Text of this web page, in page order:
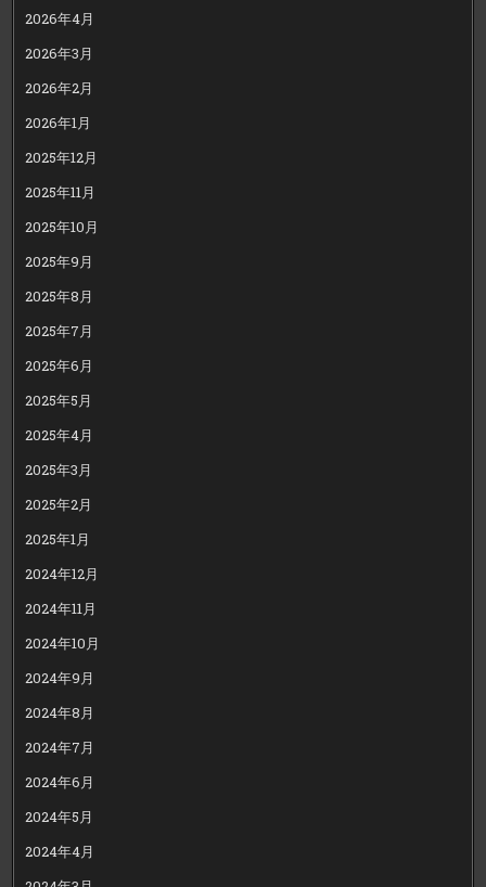
2026年4月
2026年3月
2026年2月
2026年1月
2025年12月
2025年11月
2025年10月
2025年9月
2025年8月
2025年7月
2025年6月
2025年5月
2025年4月
2025年3月
2025年2月
2025年1月
2024年12月
2024年11月
2024年10月
2024年9月
2024年8月
2024年7月
2024年6月
2024年5月
2024年4月